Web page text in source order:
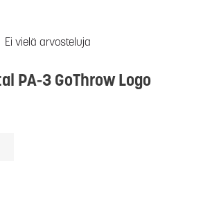
Ei vielä arvosteluja
PA-3 GoThrow Logo